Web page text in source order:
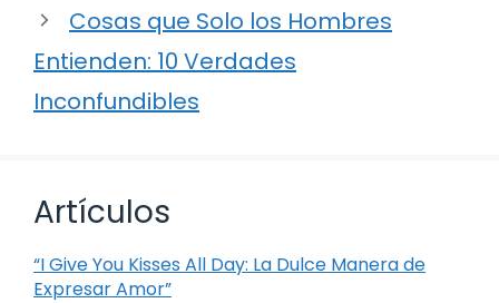
Cosas que Solo los Hombres
Entienden: 10 Verdades
Inconfundibles
Artículos
“I Give You Kisses All Day: La Dulce Manera de
Expresar Amor”